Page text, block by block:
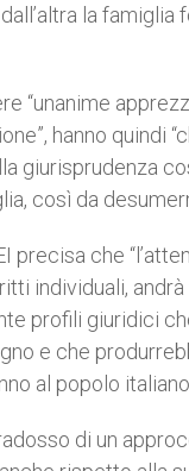
la
“unanime
hanno quindi
giurisprudenza
così da
precisa che
individuali,
profili giuridici
e che
al popolo
di un